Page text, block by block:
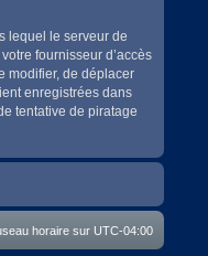
lequel le serveur de
fournisseur d’accès
modifier, de déplacer
enregistrées dans
tentative de piratage
horaire sur UTC-04:00